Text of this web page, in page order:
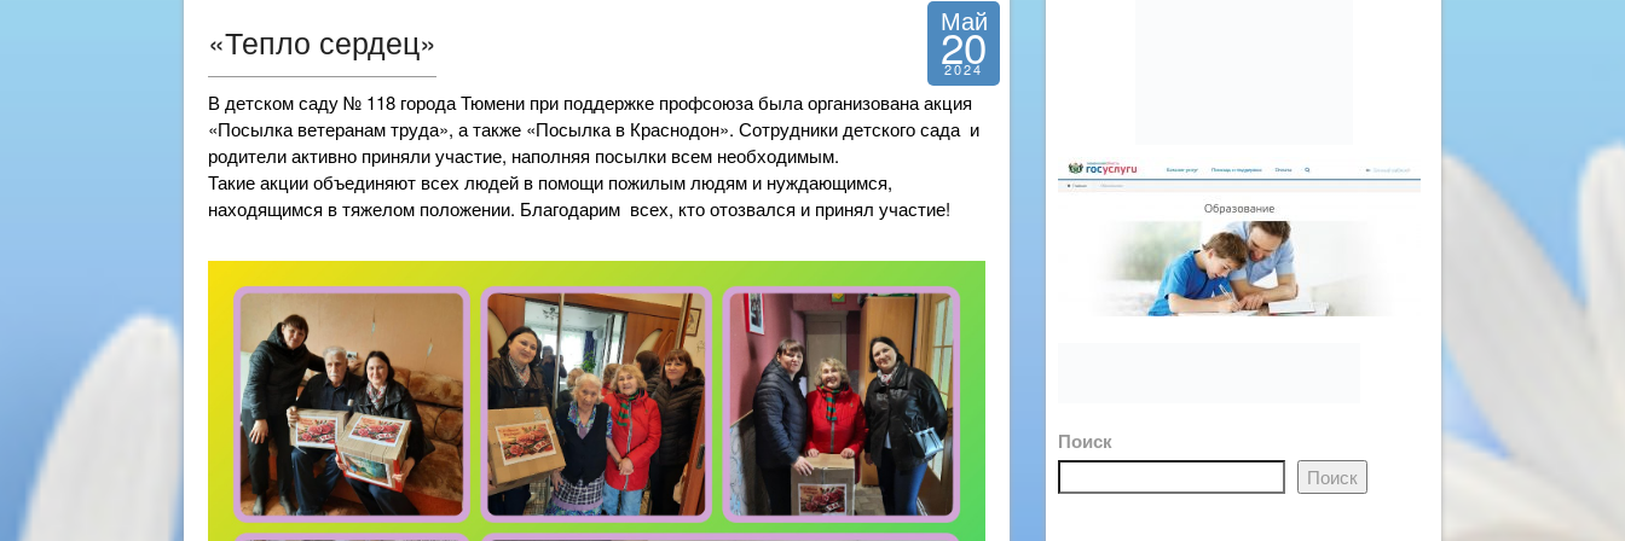
«Тепло сердец» Май
20
2024
В детском саду № 118 города Тюмени при поддержке профсоюза была организована акция
«Посылка ветеранам труда», а также «Посылка в Краснодон». Сотрудники детского сада и
родители активно приняли участие, наполняя посылки всем необходимым.
Такие акции объединяют всех людей в помощи пожилым людям и нуждающимся,
находящимся в тяжелом положении. Благодарим всех, кто отозвался и принял участие!
Поиск
Поиск